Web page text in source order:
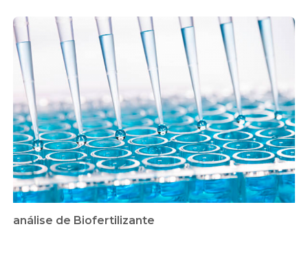
análise de Biofertilizante